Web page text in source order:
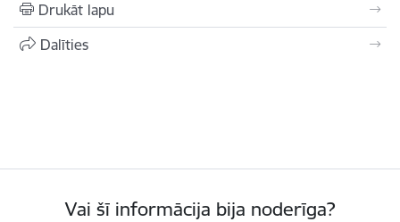
Drukāt lapu
Dalīties
Vai šī informācija bija noderīga?